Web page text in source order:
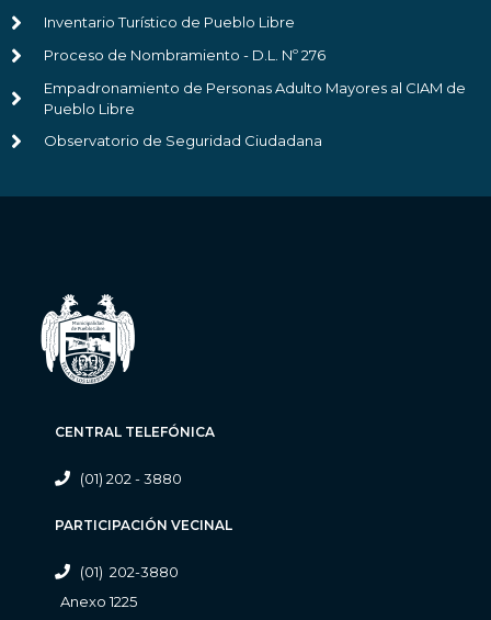
Inventario Turístico de Pueblo Libre
Proceso de Nombramiento - D.L. Nº 276
Empadronamiento de Personas Adulto Mayores al CIAM de
Pueblo Libre
Observatorio de Seguridad Ciudadana
CENTRAL TELEFÓNICA
(01) 202 - 3880
PARTICIPACIÓN VECINAL
(01) 202-3880
Anexo 1225